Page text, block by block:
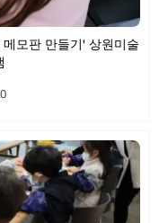
모판 만들기' 상원미술